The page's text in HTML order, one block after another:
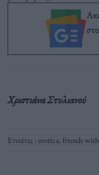
Χριστιάνα Στυλιανού
Ετικέτες :erotica, friends